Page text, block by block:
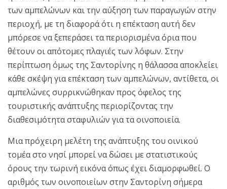
των αμπελώνων και την αύξηση των παραγωγών στην
περιοχή, με τη διαφορά ότι η επέκταση αυτή δεν
μπόρεσε να ξεπεράσει τα περιορισμένα όρια που
θέτουν οι απότομες πλαγιές των λόφων. Στην
περίπτωση όμως της Σαντορίνης η θάλασσα αποκλείει
κάθε σκέψη για επέκταση των αμπελώνων, αντίθετα, οι
αμπελώνες συρρικνώθηκαν προς όφελος της
τουριστικής ανάπτυξης περιορίζοντας την
διαθεσιμότητα σταφυλιών για τα οινοποιεία.
Μια πρόχειρη μελέτη της ανάπτυξης του οινικού
τομέα στο νησί μπορεί να δώσει με στατιστικούς
όρους την τωρινή εικόνα όπως έχει διαμορφωθεί. Ο
αριθμός των οινοποιείων στην Σαντορίνη σήμερα